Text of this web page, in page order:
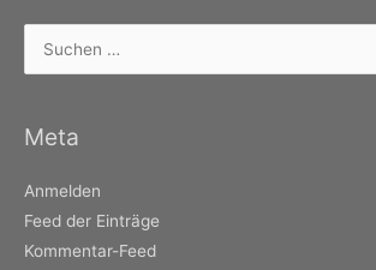
Meta
Anmelden
Feed der Einträge
Kommentar-Feed